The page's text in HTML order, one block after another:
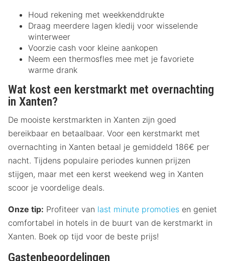
Houd rekening met weekkenddrukte
Draag meerdere lagen kledij voor wisselende
winterweer
Voorzie cash voor kleine aankopen
Neem een thermosfles mee met je favoriete
warme drank
Wat kost een kerstmarkt met overnachting
in Xanten?
De mooiste kerstmarkten in Xanten zijn goed
bereikbaar en betaalbaar. Voor een kerstmarkt met
overnachting in Xanten betaal je gemiddeld 186€ per
nacht. Tijdens populaire periodes kunnen prijzen
stijgen, maar met een kerst weekend weg in Xanten
scoor je voordelige deals.
Onze tip: Profiteer van last minute promoties en geniet
comfortabel in hotels in de buurt van de kerstmarkt in
Xanten. Boek op tijd voor de beste prijs!
Gastenbeoordelingen